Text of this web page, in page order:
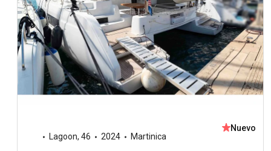
Lagoon, 46 2024 Martinica
Nuevo